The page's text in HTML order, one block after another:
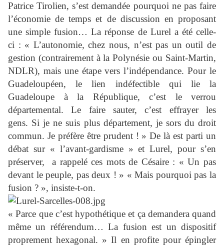
Patrice Tirolien, s’est demandée pourquoi ne pas faire
l’économie de temps et de discussion en proposant
une simple fusion… La réponse de Lurel a été celle-
ci : « L’autonomie, chez nous, n’est pas un outil de
gestion (contrairement à la Polynésie ou Saint-Martin,
NDLR), mais une étape vers l’indépendance. Pour le
Guadeloupéen, le lien indéfectible qui lie la
Guadeloupe à la République, c’est le verrou
départemental. Le faire sauter, c’est effrayer les
gens. Si je ne suis plus département, je sors du droit
commun. Je préfère être prudent ! » De là est parti un
débat sur « l’avant-gardisme » et Lurel, pour s’en
préserver, a rappelé ces mots de Césaire : « Un pas
devant le peuple, pas deux ! » « Mais pourquoi pas la
fusion ? », insiste-t-on.
« Parce que c’est hypothétique et ça demandera quand
même un référendum… La fusion est un dispositif
proprement hexagonal. » Il en profite pour épingler